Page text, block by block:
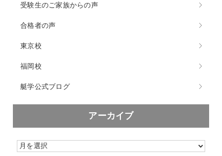
受験生のご家族からの声
合格者の声
東京校
福岡校
艇学公式ブログ
アーカイブ